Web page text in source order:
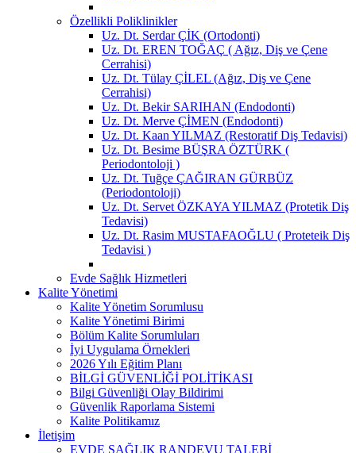
Özellikli Poliklinikler
Uz. Dt. Serdar ÇİK (Ortodonti)
Uz. Dt. EREN TOĞAÇ ( Ağız, Diş ve Çene
Cerrahisi)
Uz. Dt. Tülay ÇİLEL (Ağız, Diş ve Çene
Cerrahisi)
Uz. Dt. Bekir SARIHAN (Endodonti)
Uz. Dt. Merve ÇİMEN (Endodonti)
Uz. Dt. Kaan YILMAZ (Restoratif Diş Tedavisi)
Uz. Dt. Besime BÜŞRA ÖZTÜRK (
Periodontoloji )
Uz. Dt. Tuğçe ÇAĞIRAN GÜRBÜZ
(Periodontoloji)
Uz. Dt. Servet ÖZKAYA YILMAZ (Protetik Diş
Tedavisi)
Uz. Dt. Rasim MUSTAFAOĞLU ( Proteteik Diş
Tedavisi )
Evde Sağlık Hizmetleri
Kalite Yönetimi
Kalite Yönetim Sorumlusu
Kalite Yönetimi Birimi
Bölüm Kalite Sorumluları
İyi Uygulama Örnekleri
2026 Yılı Eğitim Planı
BİLGİ GÜVENLİĞİ POLİTİKASI
Bilgi Güvenliği Olay Bildirimi
Güvenlik Raporlama Sistemi
Kalite Politikamız
İletişim
EVDE SAĞLIK RANDEVU TALEBİ